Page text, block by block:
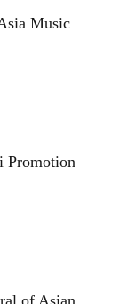
Music
Promotion